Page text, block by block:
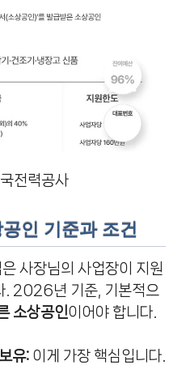
전력공사
인 기준과 조건
사장님의 사업장이 지원
. 2026년 기준, 기본적으
소상공인이어야 합니다.
유: 이게 가장 핵심입니다.